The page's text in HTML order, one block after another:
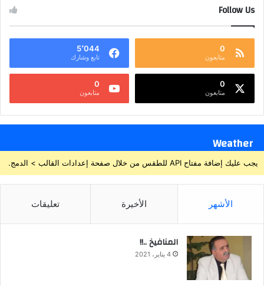
Follow Us
0
متابعون
5٬044
تابع وشارك
0
متابعون
0
متابعون
Weather
يجب عليك إضافة مفتاح API للطقس من خلال صفحة إعدادات القالب > الدمج.
الأشهر الأخيرة تعليقات
المنافيخ ..!!
4 يناير، 2021